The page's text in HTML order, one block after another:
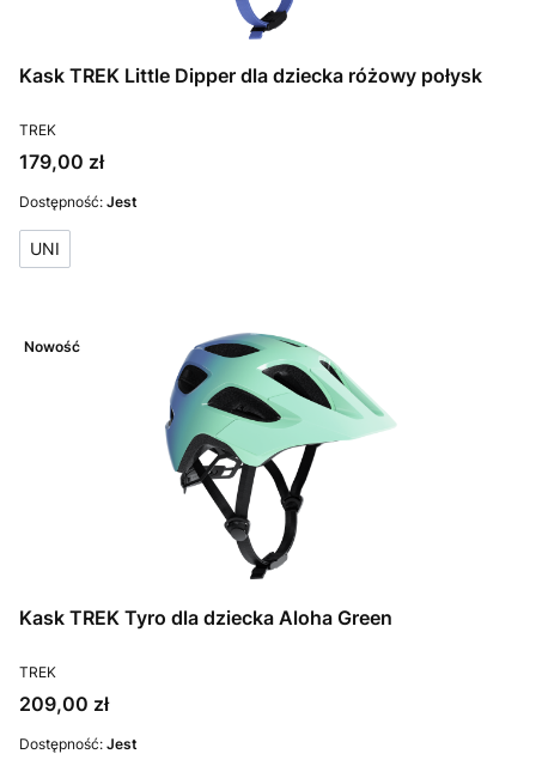
Kask TREK Little Dipper dla dziecka różowy połysk
PRODUCENT
TREK
Cena
179,00 zł
Dostępność: Jest
UNI
Nowość
Kask TREK Tyro dla dziecka Aloha Green
PRODUCENT
TREK
Cena
209,00 zł
Dostępność: Jest